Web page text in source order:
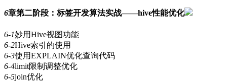
6章第二阶段：标签开发算法实战——hive性能优化
6-1妙用Hive视图功能
6-2Hive索引的使用
6-3使用EXPLAIN优化查询代码
6-4limit限制调整优化
6-5join优化